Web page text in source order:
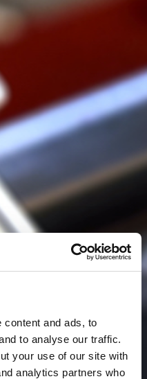
content and ads, to
to analyse our traffic.
your use of our site with
analytics partners who